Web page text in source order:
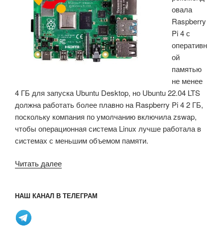
V
и
MIPS»
овала
Raspberry
Pi 4 с
оперативн
ой
памятью
не менее
4 ГБ для запуска Ubuntu Desktop, но Ubuntu 22.04 LTS
должна работать более плавно на Raspberry Pi 4 2 ГБ,
поскольку компания по умолчанию включила zswap,
чтобы операционная система Linux лучше работала в
системах с меньшим объемом памяти.
Читать далее«Ubuntu
использует
НАШ КАНАЛ В ТЕЛЕГРАМ